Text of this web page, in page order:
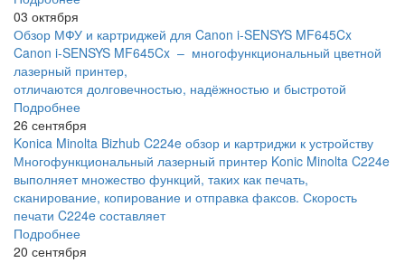
03 октября
Обзор МФУ и картриджей для Canon i-SENSYS MF645Cx
Canon i-SENSYS MF645Cx – многофункциональный цветной
лазерный принтер,
отличаются долговечностью, надёжностью и быстротой
Подробнее
26 сентября
Konica Minolta Bizhub C224e обзор и картриджи к устройству
Многофункциональный лазерный принтер Konic Minolta C224e
выполняет множество функций, таких как печать,
сканирование, копирование и отправка факсов. Скорость
печати C224e составляет
Подробнее
20 сентября